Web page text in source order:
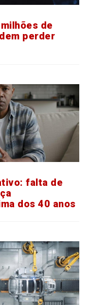
de
perder
falta de
dos 40 anos